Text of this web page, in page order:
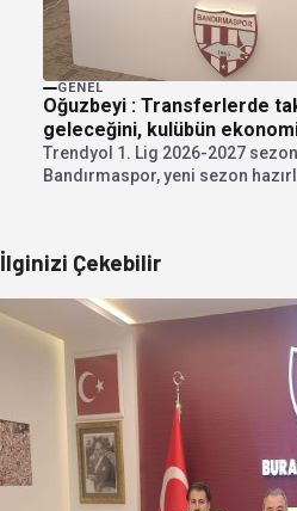
GENEL
Oğuzbeyi : Transferlerde
geleceğini, kulübün
Trendyol 1. Lig 2026-2027
Bandırmaspor, yeni sezon
İlginizi Çekebilir